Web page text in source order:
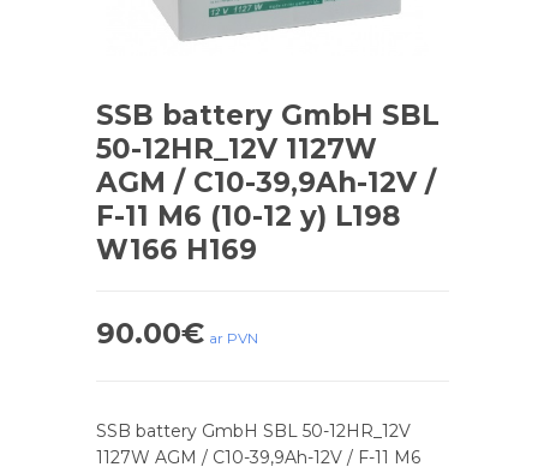
SSB battery GmbH SBL
50-12HR_12V 1127W
AGM / C10-39,9Ah-12V /
F-11 M6 (10-12 y) L198
W166 H169
90.00€ ar PVN
SSB battery GmbH SBL 50-12HR_12V
1127W AGM / C10-39,9Ah-12V / F-11 M6